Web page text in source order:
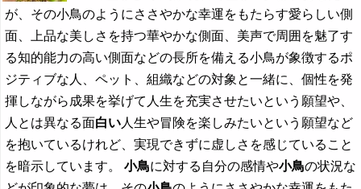
が、その小鳥のようにささやかな幸運をもたらす愛らしい側
面、上品な美しさを持つ華やかな側面、美声で周囲を魅了す
る知的能力の高い側面などの長所を備える小鳥が象徴するポ
ジティブな人、ペット、組織などの対象と一緒に、個性を発
揮しながら成果を挙げて人生を充実させたいという願望や、
人とは異なる面白い人生や冒険を楽しみたいという願望など
を抱いているけれど、実現できずに虚しさを感じていること
を暗示しています。小鳥に対する自分の感情や小鳥の状況な